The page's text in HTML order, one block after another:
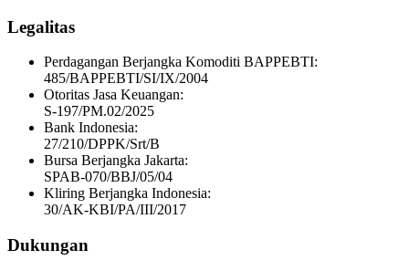
Legalitas
Perdagangan Berjangka Komoditi BAPPEBTI:
485/BAPPEBTI/SI/IX/2004
Otoritas Jasa Keuangan:
S-197/PM.02/2025
Bank Indonesia:
27/210/DPPK/Srt/B
Bursa Berjangka Jakarta:
SPAB-070/BBJ/05/04
Kliring Berjangka Indonesia:
30/AK-KBI/PA/III/2017
Dukungan